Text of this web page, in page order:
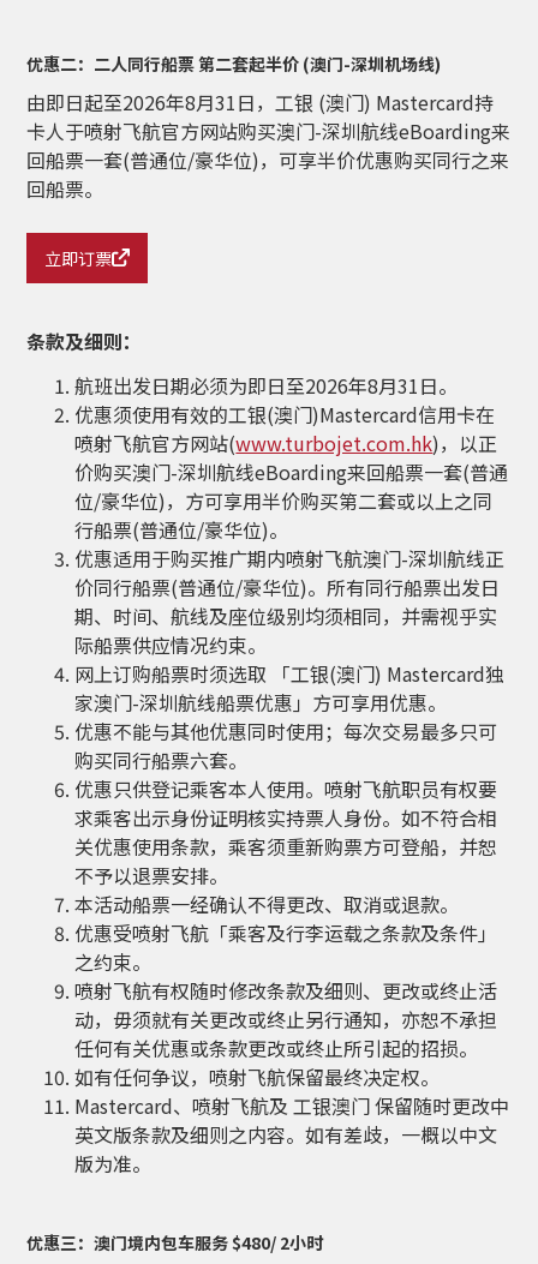
优惠二：二人同行船票 第二套起半价 (澳门-深圳机场线)
由即日起至2026年8月31日，工银 (澳门) Mastercard持
卡人于喷射飞航官方网站购买澳门-深圳航线eBoarding来
回船票一套(普通位/豪华位)，可享半价优惠购买同行之来
回船票。
立即订票
条款及细则：
航班出发日期必须为即日至2026年8月31日。
优惠须使用有效的工银(澳门)Mastercard信用卡在
喷射飞航官方网站(www.turbojet.com.hk)，以正
价购买澳门-深圳航线eBoarding来回船票一套(普通
位/豪华位)，方可享用半价购买第二套或以上之同
行船票(普通位/豪华位)。
优惠适用于购买推广期内喷射飞航澳门-深圳航线正
价同行船票(普通位/豪华位)。所有同行船票出发日
期、时间、航线及座位级别均须相同，并需视乎实
际船票供应情况约束。
网上订购船票时须选取 「工银(澳门) Mastercard独
家澳门-深圳航线船票优惠」方可享用优惠。
优惠不能与其他优惠同时使用；每次交易最多只可
购买同行船票六套。
优惠只供登记乘客本人使用。喷射飞航职员有权要
求乘客出示身份证明核实持票人身份。如不符合相
关优惠使用条款，乘客须重新购票方可登船，并恕
不予以退票安排。
本活动船票一经确认不得更改、取消或退款。
优惠受喷射飞航「乘客及行李运载之条款及条件」
之约束。
喷射飞航有权随时修改条款及细则、更改或终止活
动，毋须就有关更改或终止另行通知，亦恕不承担
任何有关优惠或条款更改或终止所引起的招损。
如有任何争议，喷射飞航保留最终决定权。
Mastercard、喷射飞航及 工银澳门 保留随时更改中
英文版条款及细则之内容。如有差歧，一概以中文
版为准。
优惠三：澳门境内包车服务 $480/ 2小时